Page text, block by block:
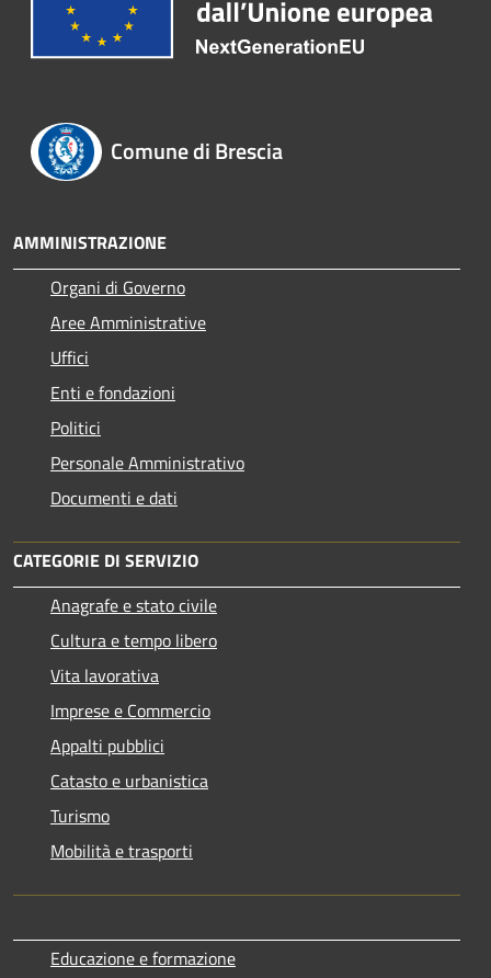
Comune di Brescia
AMMINISTRAZIONE
Organi di Governo
Aree Amministrative
Uffici
Enti e fondazioni
Politici
Personale Amministrativo
Documenti e dati
CATEGORIE DI SERVIZIO
Anagrafe e stato civile
Cultura e tempo libero
Vita lavorativa
Imprese e Commercio
Appalti pubblici
Catasto e urbanistica
Turismo
Mobilità e trasporti
Educazione e formazione